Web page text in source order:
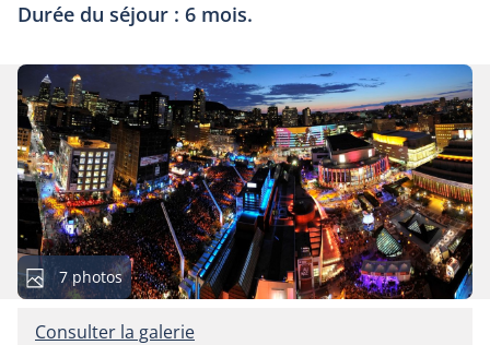
Durée du séjour : 6 mois.
Cette
galerie
7 photos
Consulter la galerie